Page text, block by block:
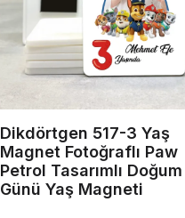
Dikdörtgen 517-3 Yaş
Magnet Fotoğraflı Paw
Petrol Tasarımlı Doğum
Günü Yaş Magneti